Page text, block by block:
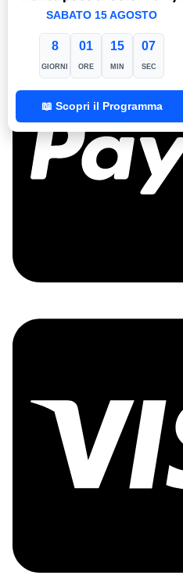
SABATO 15 AGOSTO
8
GIORNI
01
ORE
15
MIN
05
SEC
📖 Scopri il Programma